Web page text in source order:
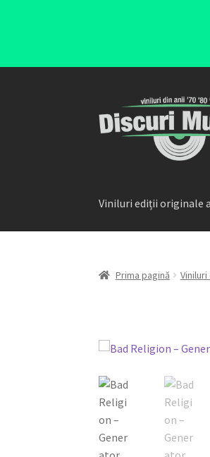
Viniluri ediții originale
Prima pagină